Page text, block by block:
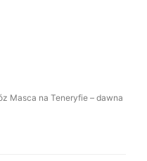
Masca na Teneryfie – dawna